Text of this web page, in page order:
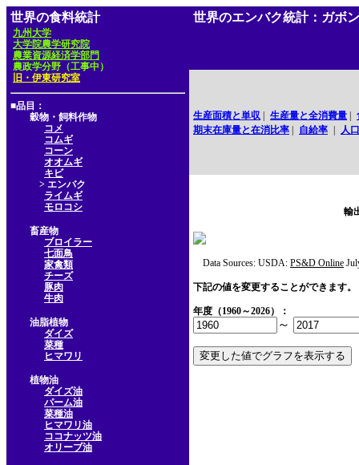
世界の食料統計
九州大学
大学院農学研究院
農業資源経済学部門
農政学分野（工事中）
旧・伊東研究室
■品目：
穀物・飼料作物
コメ
コムギ
コーン
オオムギ
キビ
> エンバク
ライムギ
モロコシ
畜産物
ブロイラー
七面鳥
家禽類
チーズ
豚肉
牛肉
油脂植物
ダイズ
菜種
ヒマワリ
植物油
ダイズ油
パーム油
菜種油
ヒマワリ油
ココナッツ油
オリーブ油
世界のエンバク統計：ガボン
生産面積と単収 生産量と全消費量
期末在庫量と在消比率
自給率 人口
輸
Data Sources: USDA: PS&D Online
下記の値を変更することができます。
年度（1960～2026）：
～